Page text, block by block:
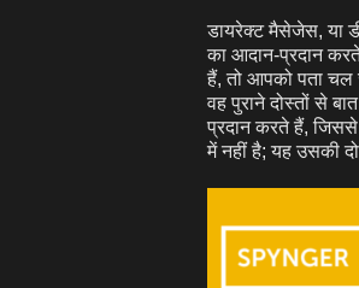
डायरेक्ट मैसेजेस, या
का आदान-प्रदान
हैं, तो आपको पता चल
वह पुराने दोस्तों से
प्रदान करते हैं,
में नहीं है; यह उसकी